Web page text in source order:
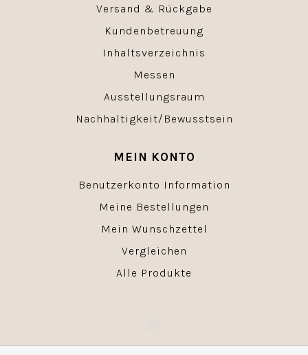
Versand & Rückgabe
Kundenbetreuung
Inhaltsverzeichnis
Messen
Ausstellungsraum
Nachhaltigkeit/Bewusstsein
MEIN KONTO
Benutzerkonto Information
Meine Bestellungen
Mein Wunschzettel
Vergleichen
Alle Produkte